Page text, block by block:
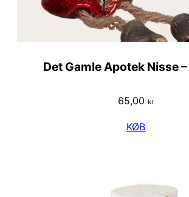
Det Gamle Apotek Nisse
65,00 kr.
KØB